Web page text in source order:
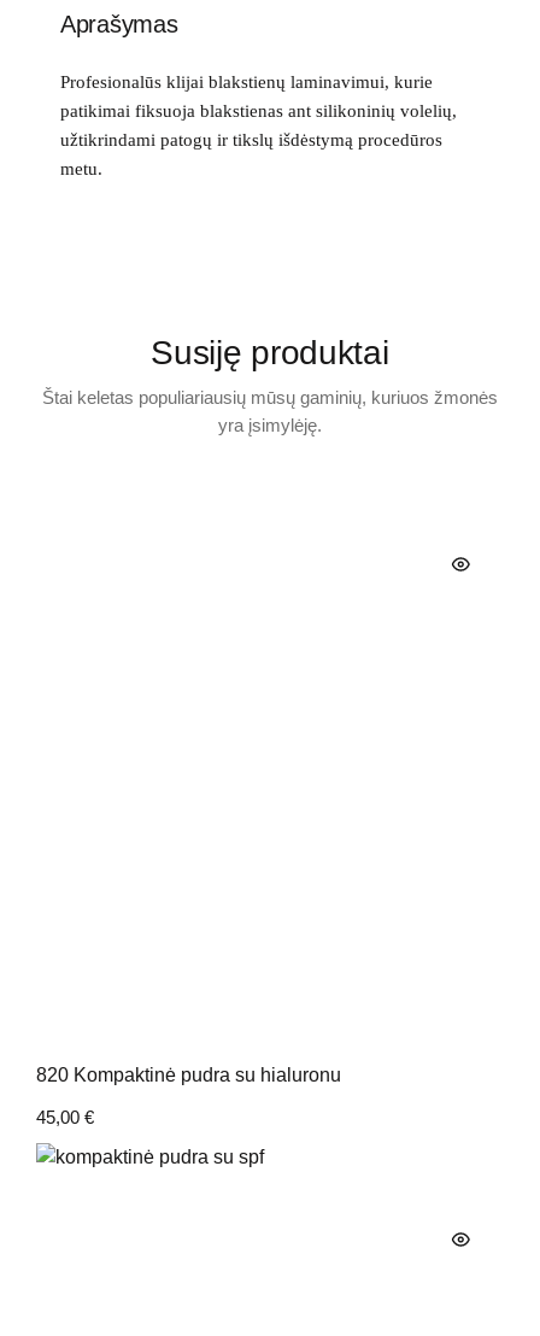
Aprašymas
Profesionalūs klijai blakstienų laminavimui, kurie
patikimai fiksuoja blakstienas ant silikoninių volelių,
užtikrindami patogų ir tikslų išdėstymą procedūros
metu.
Susiję produktai
Štai keletas populiariausių mūsų gaminių, kuriuos žmonės
yra įsimylėję.
820 Kompaktinė pudra su hialuronu
45,00 €